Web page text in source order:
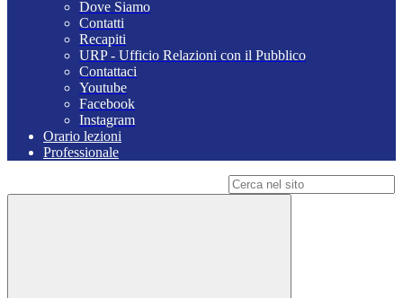
Dove Siamo
Contatti
Recapiti
URP - Ufficio Relazioni con il Pubblico
Contattaci
Youtube
Facebook
Instagram
Orario lezioni
Professionale